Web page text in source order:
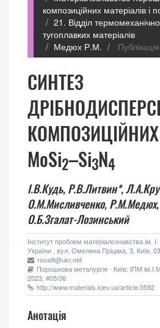
композиційних матеріалів і
21. Відділ
тугоплавких матеріалів
Медюх Р.М.
Публікація
СИНТЕЗ
MoSi2–Si3N4
І.В.Кудь, Р.В.Литвин*,
О.М.Мисливченко, Р.М.Медюх,
О.Б.Згалат-Лозинський
Інститут проблем матеріалознавства
України , вул. Омеляна Пріцака, 3, Київ,
rovalit@ukr.net
Порошкова металургія - Київ: ІПМ
2023, #05/06
http://www.materials.kiev.ua/article/3592
Анотація